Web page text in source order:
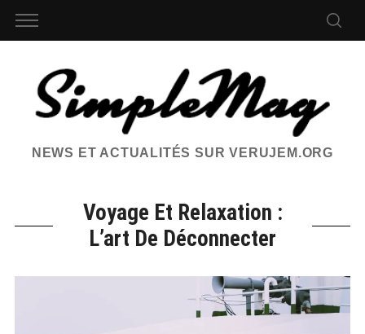
NEWS ET ACTUALITÉS SUR VERUJEM.ORG
Voyage Et Relaxation :
L’art De Déconnecter